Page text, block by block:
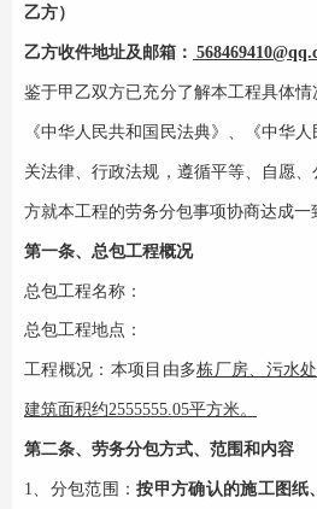
乙方）
乙方收件地址及邮箱：
鉴于甲乙双方已充分了解本工程具体
《中华人民共和国 民法典》、《中华
关法律、行政法规，遵循平等、自愿
方就本工程的劳务分包事项协商达成一
第一条、 总包工程概况
总包工程名称：
总包工程地点：
工程概况： 本项目由多栋厂房、污水
建筑面积约2555555.05平方米。
第二条、劳务分包方式、范围和内容
1、分包范围：按甲方确认的施工图纸